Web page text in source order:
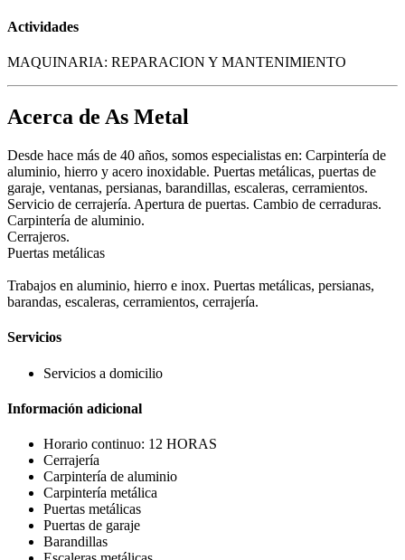
Actividades
MAQUINARIA: REPARACION Y MANTENIMIENTO
Acerca de As Metal
Desde hace más de 40 años, somos especialistas en: Carpintería de
aluminio, hierro y acero inoxidable. Puertas metálicas, puertas de
garaje, ventanas, persianas, barandillas, escaleras, cerramientos.
Servicio de cerrajería. Apertura de puertas. Cambio de cerraduras.
Carpintería de aluminio.
Cerrajeros.
Puertas metálicas
Trabajos en aluminio, hierro e inox. Puertas metálicas, persianas,
barandas, escaleras, cerramientos, cerrajería.
Servicios
Servicios a domicilio
Información adicional
Horario continuo: 12 HORAS
Cerrajería
Carpintería de aluminio
Carpintería metálica
Puertas metálicas
Puertas de garaje
Barandillas